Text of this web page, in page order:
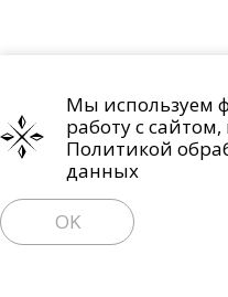
Проекты О
Политика
Мы используем
работу с
Политикой
данных
OK